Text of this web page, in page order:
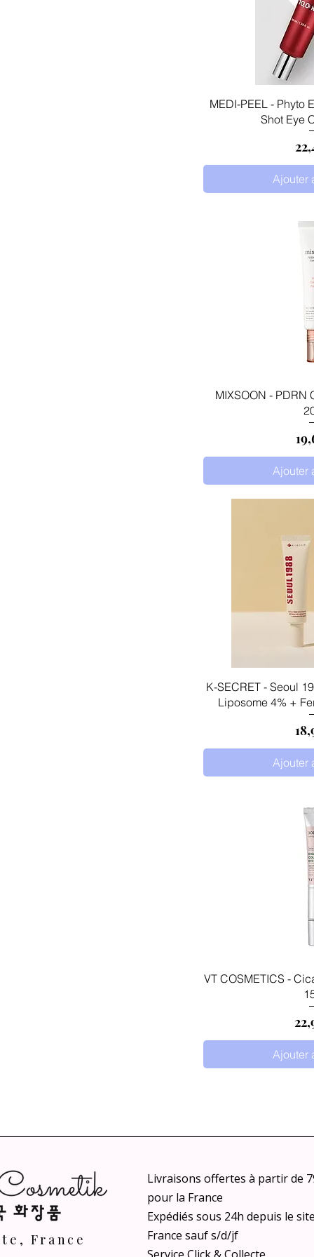
MEDI-PEEL - Phyto
Shot Eye
Ajouter
MIXSOON - PDRN
Ajouter
K-SECRET - Seoul
Liposome 4% +
Ajouter
VT COSMETICS -
Ajouter
France
Livraisons offertes à partir de
pour la France
Expédiés sous 24h depuis le
France sauf s/d/jf